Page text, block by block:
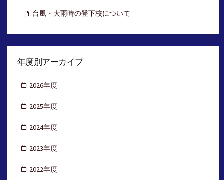
台風・大雨時の登下校について
年度別アーカイブ
2026年度
2025年度
2024年度
2023年度
2022年度